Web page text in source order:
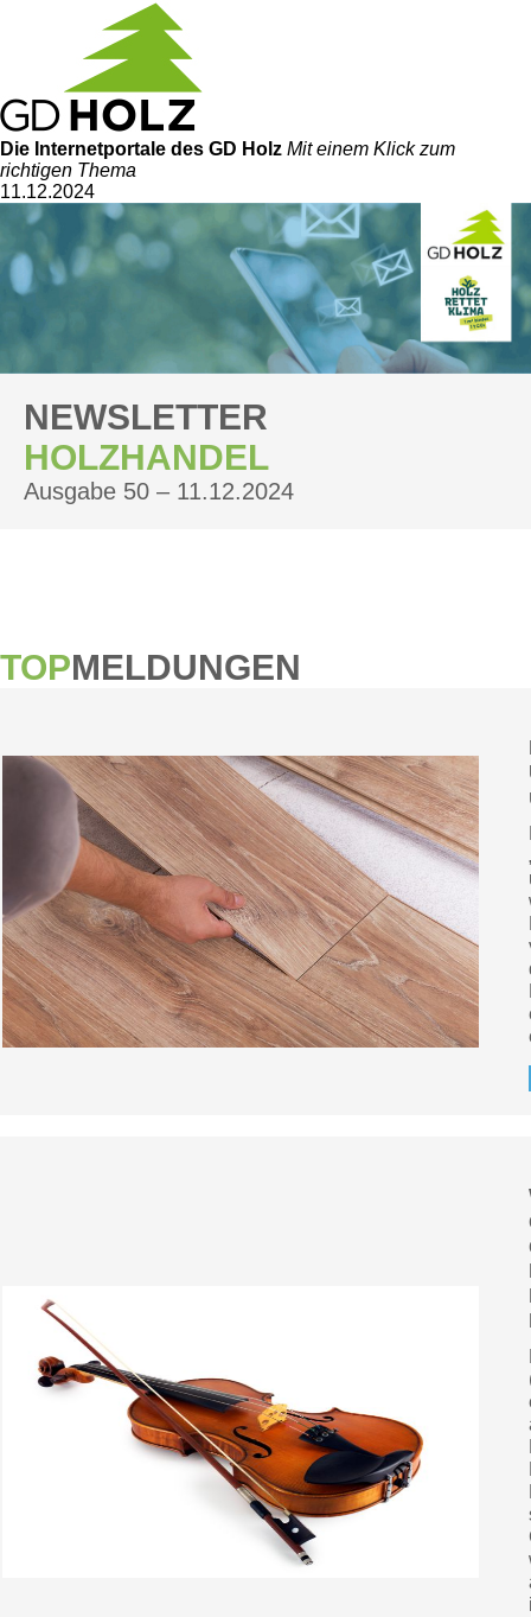
Die Internetportale des GD Holz Mit einem Klick zum
richtigen Thema
11.12.2024
NEWSLETTER
HOLZHANDEL
Ausgabe 50 – 11.12.2024
TOPMELDUNGEN